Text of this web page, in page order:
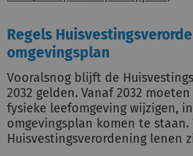
Regels
omgevingsplan
Vooralsnog blijft de
2032 gelden. Vanaf 2032
fysieke leefomgeving wijzigen,
omgevingsplan komen te staan.
Huisvestingsverordening lenen